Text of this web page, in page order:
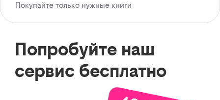
Покупайте только нужные книги
Попробуйте наш
сервис бесплатно